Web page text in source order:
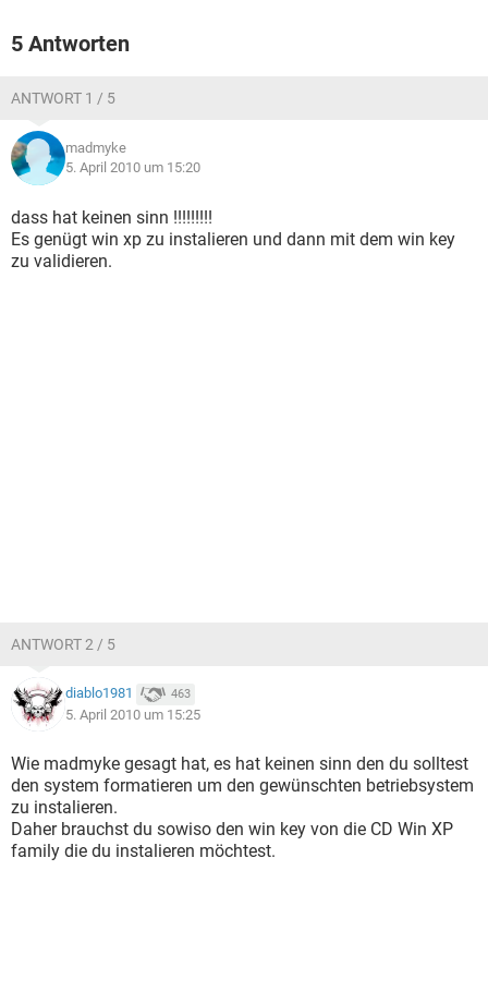
5 Antworten
ANTWORT 1 / 5
madmyke
5. April 2010 um 15:20
dass hat keinen sinn !!!!!!!!!
Es genügt win xp zu instalieren und dann mit dem win key
zu validieren.
ANTWORT 2 / 5
diablo1981 463
5. April 2010 um 15:25
Wie madmyke gesagt hat, es hat keinen sinn den du solltest
den system formatieren um den gewünschten betriebsystem
zu instalieren.
Daher brauchst du sowiso den win key von die CD Win XP
family die du instalieren möchtest.